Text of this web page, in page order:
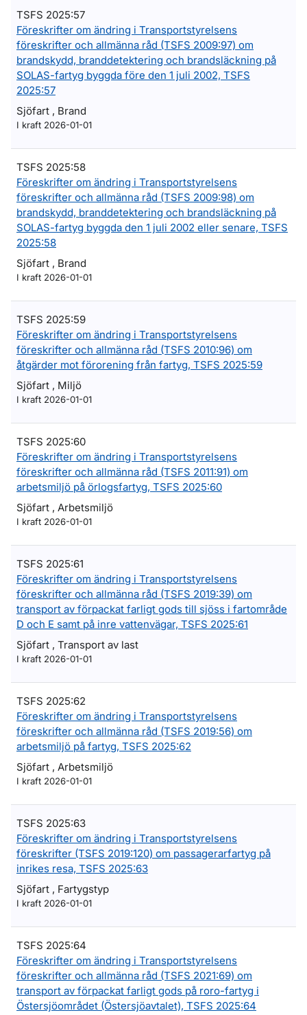
TSFS 2025:57
Föreskrifter om ändring i Transportstyrelsens
föreskrifter och allmänna råd (TSFS 2009:97) om
brandskydd, branddetektering och brandsläckning på
SOLAS-fartyg byggda före den 1 juli 2002, TSFS
2025:57
Sjöfart , Brand
I kraft 2026-01-01
TSFS 2025:58
Föreskrifter om ändring i Transportstyrelsens
föreskrifter och allmänna råd (TSFS 2009:98) om
brandskydd, branddetektering och brandsläckning på
SOLAS-fartyg byggda den 1 juli 2002 eller senare, TSFS
2025:58
Sjöfart , Brand
I kraft 2026-01-01
TSFS 2025:59
Föreskrifter om ändring i Transportstyrelsens
föreskrifter och allmänna råd (TSFS 2010:96) om
åtgärder mot förorening från fartyg, TSFS 2025:59
Sjöfart , Miljö
I kraft 2026-01-01
TSFS 2025:60
Föreskrifter om ändring i Transportstyrelsens
föreskrifter och allmänna råd (TSFS 2011:91) om
arbetsmiljö på örlogsfartyg, TSFS 2025:60
Sjöfart , Arbetsmiljö
I kraft 2026-01-01
TSFS 2025:61
Föreskrifter om ändring i Transportstyrelsens
föreskrifter och allmänna råd (TSFS 2019:39) om
transport av förpackat farligt gods till sjöss i fartområde
D och E samt på inre vattenvägar, TSFS 2025:61
Sjöfart , Transport av last
I kraft 2026-01-01
TSFS 2025:62
Föreskrifter om ändring i Transportstyrelsens
föreskrifter och allmänna råd (TSFS 2019:56) om
arbetsmiljö på fartyg, TSFS 2025:62
Sjöfart , Arbetsmiljö
I kraft 2026-01-01
TSFS 2025:63
Föreskrifter om ändring i Transportstyrelsens
föreskrifter (TSFS 2019:120) om passagerarfartyg på
inrikes resa, TSFS 2025:63
Sjöfart , Fartygstyp
I kraft 2026-01-01
TSFS 2025:64
Föreskrifter om ändring i Transportstyrelsens
föreskrifter och allmänna råd (TSFS 2021:69) om
transport av förpackat farligt gods på roro-fartyg i
Östersjöområdet (Östersjöavtalet), TSFS 2025:64